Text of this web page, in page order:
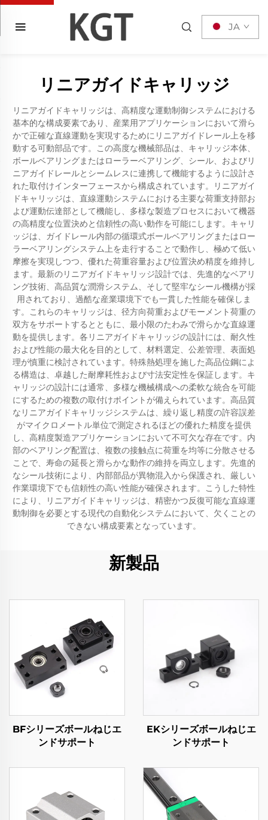
JA
リニアガイドキャリッジ
リニアガイドキャリッジは、高精度な運動制御システムにおける
基本的な構成要素であり、産業用アプリケーションにおいて滑ら
かで正確な直線運動を実現するためにリニアガイドレール上を移
動する可動部品です。この高度な機械部品は、キャリッジ本体、
ボールベアリングまたはローラーベアリング、シール、およびリ
ニアガイドレールとシームレスに連携して機能するように設計さ
れた取付けインターフェースから構成されています。リニアガイ
ドキャリッジは、直線運動システムにおける主要な荷重支持部お
よび運動伝達部として機能し、多様な製造プロセスにおいて機器
の高精度な位置決めと信頼性の高い動作を可能にします。キャリ
ッジは、ガイドレール内部の循環式ボールベアリングまたはロー
ラーベアリングシステム上を走行することで動作し、極めて低い
摩擦を実現しつつ、優れた荷重容量および位置決め精度を維持し
ます。最新のリニアガイドキャリッジ設計では、先進的なベアリ
ング技術、高品質な潤滑システム、そして堅牢なシール機構が採
用されており、過酷な産業環境下でも一貫した性能を確保しま
す。これらのキャリッジは、径方向荷重およびモーメント荷重の
双方をサポートするとともに、最小限のたわみで滑らかな直線運
動を提供します。各リニアガイドキャリッジの設計には、耐久性
および性能の最大化を目的として、材料選定、公差管理、表面処
理が慎重に検討されています。特殊熱処理を施した高品位鋼によ
る構造は、卓越した耐摩耗性および寸法安定性を保証します。キ
ャリッジの設計には通常、多様な機械構成への柔軟な統合を可能
にするための複数の取付けポイントが備えられています。高品質
なリニアガイドキャリッジシステムは、繰り返し精度の許容誤差
がマイクロメートル単位で測定されるほどの優れた精度を提供
し、高精度製造アプリケーションにおいて不可欠な存在です。内
部のベアリング配置は、複数の接触点に荷重を均等に分散させる
ことで、寿命の延長と滑らかな動作の維持を両立します。先進的
なシール技術により、内部部品が異物混入から保護され、厳しい
作業環境下でも信頼性の高い性能が確保されます。こうした特性
により、リニアガイドキャリッジは、精密かつ反復可能な直線運
動制御を必要とする現代の自動化システムにおいて、欠くことの
できない構成要素となっています。
新製品
BFシリーズボールねじエ
ンドサポート
EKシリーズボールねじエ
ンドサポート